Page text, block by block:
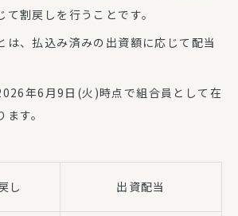
て割戻しを行うことです。
は、払込み済みの出資額に応じて配当
年6月9日(火)時点で組合員として在
す。
し 出資配当